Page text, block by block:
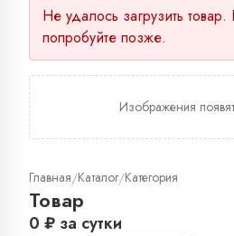
Не удалось загрузить
попробуйте позже.
Изображения
Главная/Каталог/Категория
Товар
0 ₽ за сутки